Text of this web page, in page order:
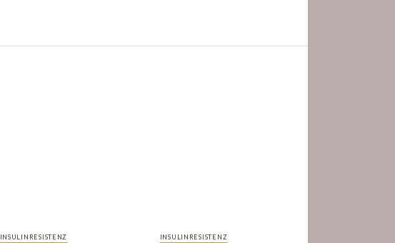
INSULINRESISTENZ INSULINRESISTENZ